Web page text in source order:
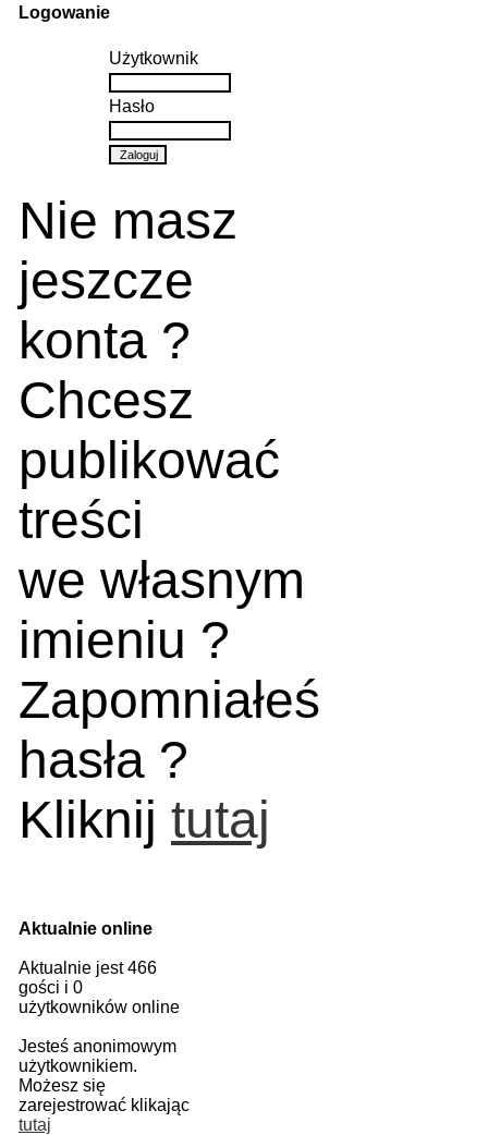
Logowanie
Użytkownik
Hasło
Nie masz
jeszcze
konta ?
Chcesz
publikować
treści
we własnym
imieniu ?
Zapomniałeś
hasła ?
Kliknij tutaj
Aktualnie online
Aktualnie jest 466
gości i 0
użytkowników online
Jesteś anonimowym
użytkownikiem.
Możesz się
zarejestrować klikając
tutaj